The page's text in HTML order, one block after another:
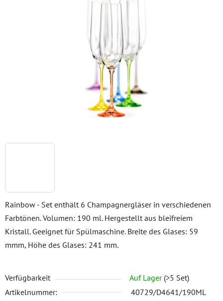
Rainbow - Set enthält 6 Champagnergläser in verschiedenen
Farbtönen. Volumen: 190 ml. Hergestellt aus bleifreiem
Kristall. Geeignet für Spülmaschine. Breite des Glases: 59
mmm, Höhe des Glases: 241 mm.
Verfügbarkeit Auf Lager (>5 Set)
Artikelnummer:
40729/D4641/190ML